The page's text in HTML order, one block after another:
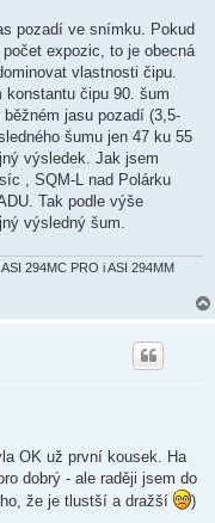
pozadí ve snímku. Pokud
expozic, to je obecná
vlastnosti čipu.
konstantu čipu 90. šum
jasu pozadí (3,5-
šumu jen 47 ku 55
výsledek. Jak jsem
, SQM-L nad Polárku
Tak podle výše
výsledný šum.
294MC PRO i ASI 294MM
OK už první kousek. Ha
dobrý - ale raději jsem do
že je tlustší a dražší
)